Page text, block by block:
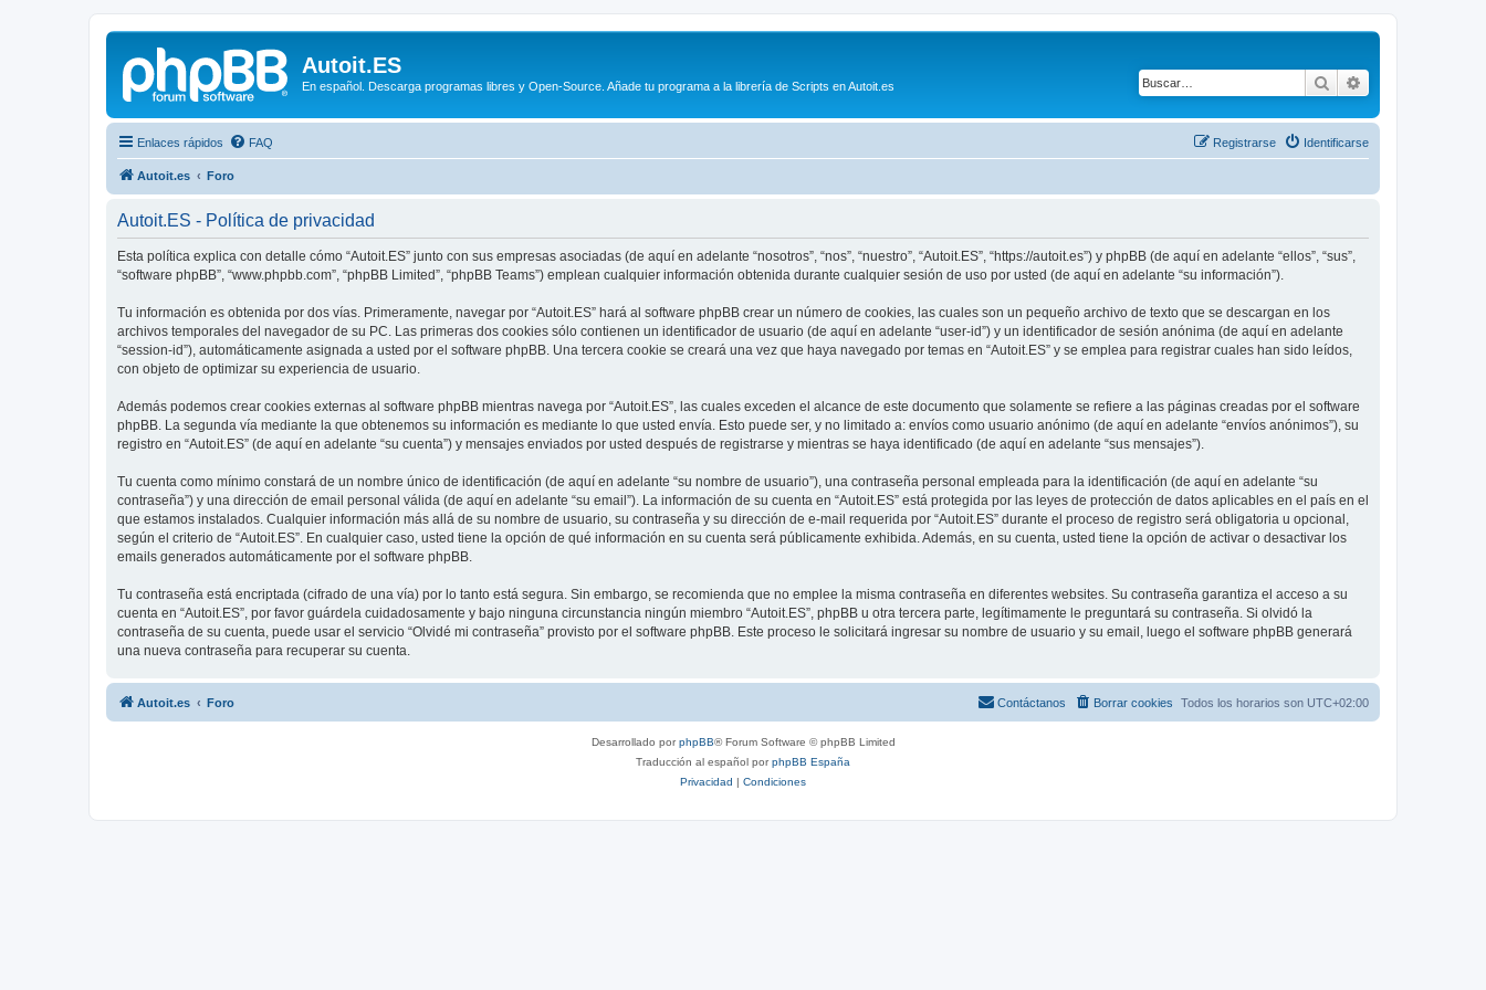
Autoit.ES
En español. Descarga programas libres y Open-Source. Añade tu programa a la librería de Scripts en Autoit.es Buscar
Enlaces rápidos FAQ Identificarse
Registrarse
Autoit.es Foro
Autoit.ES - Política de privacidad
Esta política explica con detalle cómo “Autoit.ES” junto con sus empresas asociadas (de aquí en adelante “nosotros”, “nos”, “nuestro”, “Autoit.ES”, “https://autoit.es”) y phpBB (de aquí en adelante “ellos”, “sus”,
“software phpBB”, “www.phpbb.com”, “phpBB Limited”, “phpBB Teams”) emplean cualquier información obtenida durante cualquier sesión de uso por usted (de aquí en adelante “su información”).
Tu información es obtenida por dos vías. Primeramente, navegar por “Autoit.ES” hará al software phpBB crear un número de cookies, las cuales son un pequeño archivo de texto que se descargan en los
archivos temporales del navegador de su PC. Las primeras dos cookies sólo contienen un identificador de usuario (de aquí en adelante “user-id”) y un identificador de sesión anónima (de aquí en adelante
“session-id”), automáticamente asignada a usted por el software phpBB. Una tercera cookie se creará una vez que haya navegado por temas en “Autoit.ES” y se emplea para registrar cuales han sido leídos,
con objeto de optimizar su experiencia de usuario.
Además podemos crear cookies externas al software phpBB mientras navega por “Autoit.ES”, las cuales exceden el alcance de este documento que solamente se refiere a las páginas creadas por el software
phpBB. La segunda vía mediante la que obtenemos su información es mediante lo que usted envía. Esto puede ser, y no limitado a: envíos como usuario anónimo (de aquí en adelante “envíos anónimos”), su
registro en “Autoit.ES” (de aquí en adelante “su cuenta”) y mensajes enviados por usted después de registrarse y mientras se haya identificado (de aquí en adelante “sus mensajes”).
Tu cuenta como mínimo constará de un nombre único de identificación (de aquí en adelante “su nombre de usuario”), una contraseña personal empleada para la identificación (de aquí en adelante “su
contraseña”) y una dirección de email personal válida (de aquí en adelante “su email”). La información de su cuenta en “Autoit.ES” está protegida por las leyes de protección de datos aplicables en el país en el
que estamos instalados. Cualquier información más allá de su nombre de usuario, su contraseña y su dirección de e-mail requerida por “Autoit.ES” durante el proceso de registro será obligatoria u opcional,
según el criterio de “Autoit.ES”. En cualquier caso, usted tiene la opción de qué información en su cuenta será públicamente exhibida. Además, en su cuenta, usted tiene la opción de activar o desactivar los
emails generados automáticamente por el software phpBB.
Tu contraseña está encriptada (cifrado de una vía) por lo tanto está segura. Sin embargo, se recomienda que no emplee la misma contraseña en diferentes websites. Su contraseña garantiza el acceso a su
cuenta en “Autoit.ES”, por favor guárdela cuidadosamente y bajo ninguna circunstancia ningún miembro “Autoit.ES”, phpBB u otra tercera parte, legítimamente le preguntará su contraseña. Si olvidó la
contraseña de su cuenta, puede usar el servicio “Olvidé mi contraseña” provisto por el software phpBB. Este proceso le solicitará ingresar su nombre de usuario y su email, luego el software phpBB generará
una nueva contraseña para recuperar su cuenta.
Autoit.es Foro Todos los horarios son UTC+02:00
Borrar cookies
Contáctanos
Desarrollado porphpBB® Forum Software © phpBB Limited
Traducción al español porphpBB España
Privacidad | Condiciones